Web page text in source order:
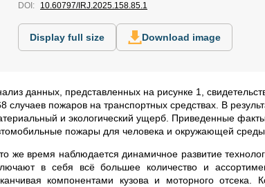
DOI: 10.60797/IRJ.2025.158.85.1
Display full size Download image
данных, представленных на рисунке 1,
случаев пожаров на транспортных средствах. В
и экологический ущерб. Приведенные
пожары для человека и окружающей
же время наблюдается динамичное развитие
в себя всё большее количество и
компонентами кузова и моторного отсека.